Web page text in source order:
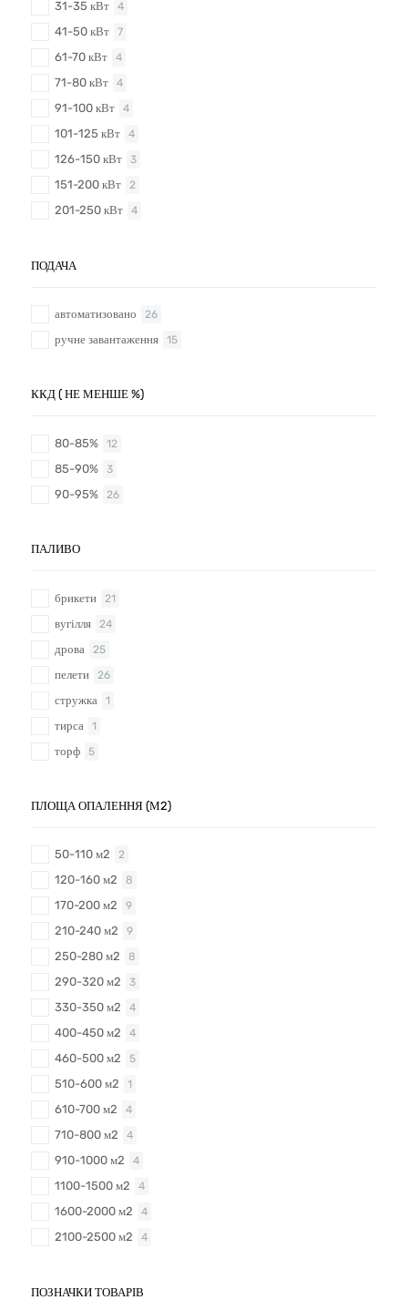
31-35 кВт 4
41-50 кВт 7
61-70 кВт 4
71-80 кВт 4
91-100 кВт 4
101-125 кВт 4
126-150 кВт 3
151-200 кВт 2
201-250 кВт 4
ПОДАЧА
автоматизовано 26
ручне завантаження 15
ККД ( НЕ МЕНШЕ %)
80-85% 12
85-90% 3
90-95% 26
ПАЛИВО
брикети 21
вугілля 24
дрова 25
пелети 26
стружка 1
тирса 1
торф 5
ПЛОЩА ОПАЛЕННЯ (М2)
50-110 м2 2
120-160 м2 8
170-200 м2 9
210-240 м2 9
250-280 м2 8
290-320 м2 3
330-350 м2 4
400-450 м2 4
460-500 м2 5
510-600 м2 1
610-700 м2 4
710-800 м2 4
910-1000 м2 4
1100-1500 м2 4
1600-2000 м2 4
2100-2500 м2 4
ПОЗНАЧКИ ТОВАРІВ